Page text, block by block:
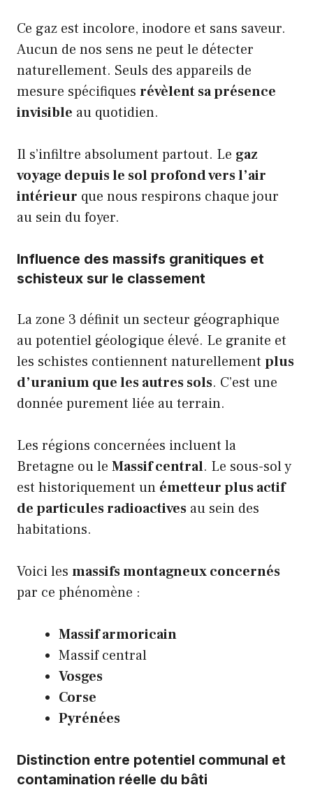
Ce gaz est incolore, inodore et sans saveur.
Aucun de nos sens ne peut le détecter
naturellement. Seuls des appareils de
mesure spécifiques révèlent sa présence
invisible au quotidien.
Il s’infiltre absolument partout. Le gaz
voyage depuis le sol profond vers l’air
intérieur que nous respirons chaque jour
au sein du foyer.
Influence des massifs granitiques et
schisteux sur le classement
La zone 3 définit un secteur géographique
au potentiel géologique élevé. Le granite et
les schistes contiennent naturellement plus
d’uranium que les autres sols. C’est une
donnée purement liée au terrain.
Les régions concernées incluent la
Bretagne ou le Massif central. Le sous-sol y
est historiquement un émetteur plus actif
de particules radioactives au sein des
habitations.
Voici les massifs montagneux concernés
par ce phénomène :
Massif armoricain
Massif central
Vosges
Corse
Pyrénées
Distinction entre potentiel communal et
contamination réelle du bâti